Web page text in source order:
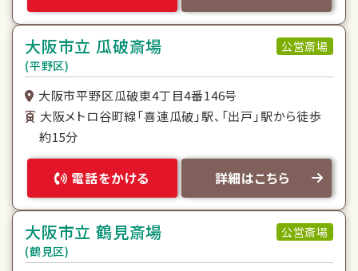
公営斎場
大阪市立 瓜破斎場
(平野区)
大阪市平野区瓜破東4丁目4番146号
大阪メトロ谷町線「喜連瓜破」駅、「出戸」駅から徒歩
約15分
電話をかける 詳細はこちら
公営斎場
大阪市立 鶴見斎場
(鶴見区)